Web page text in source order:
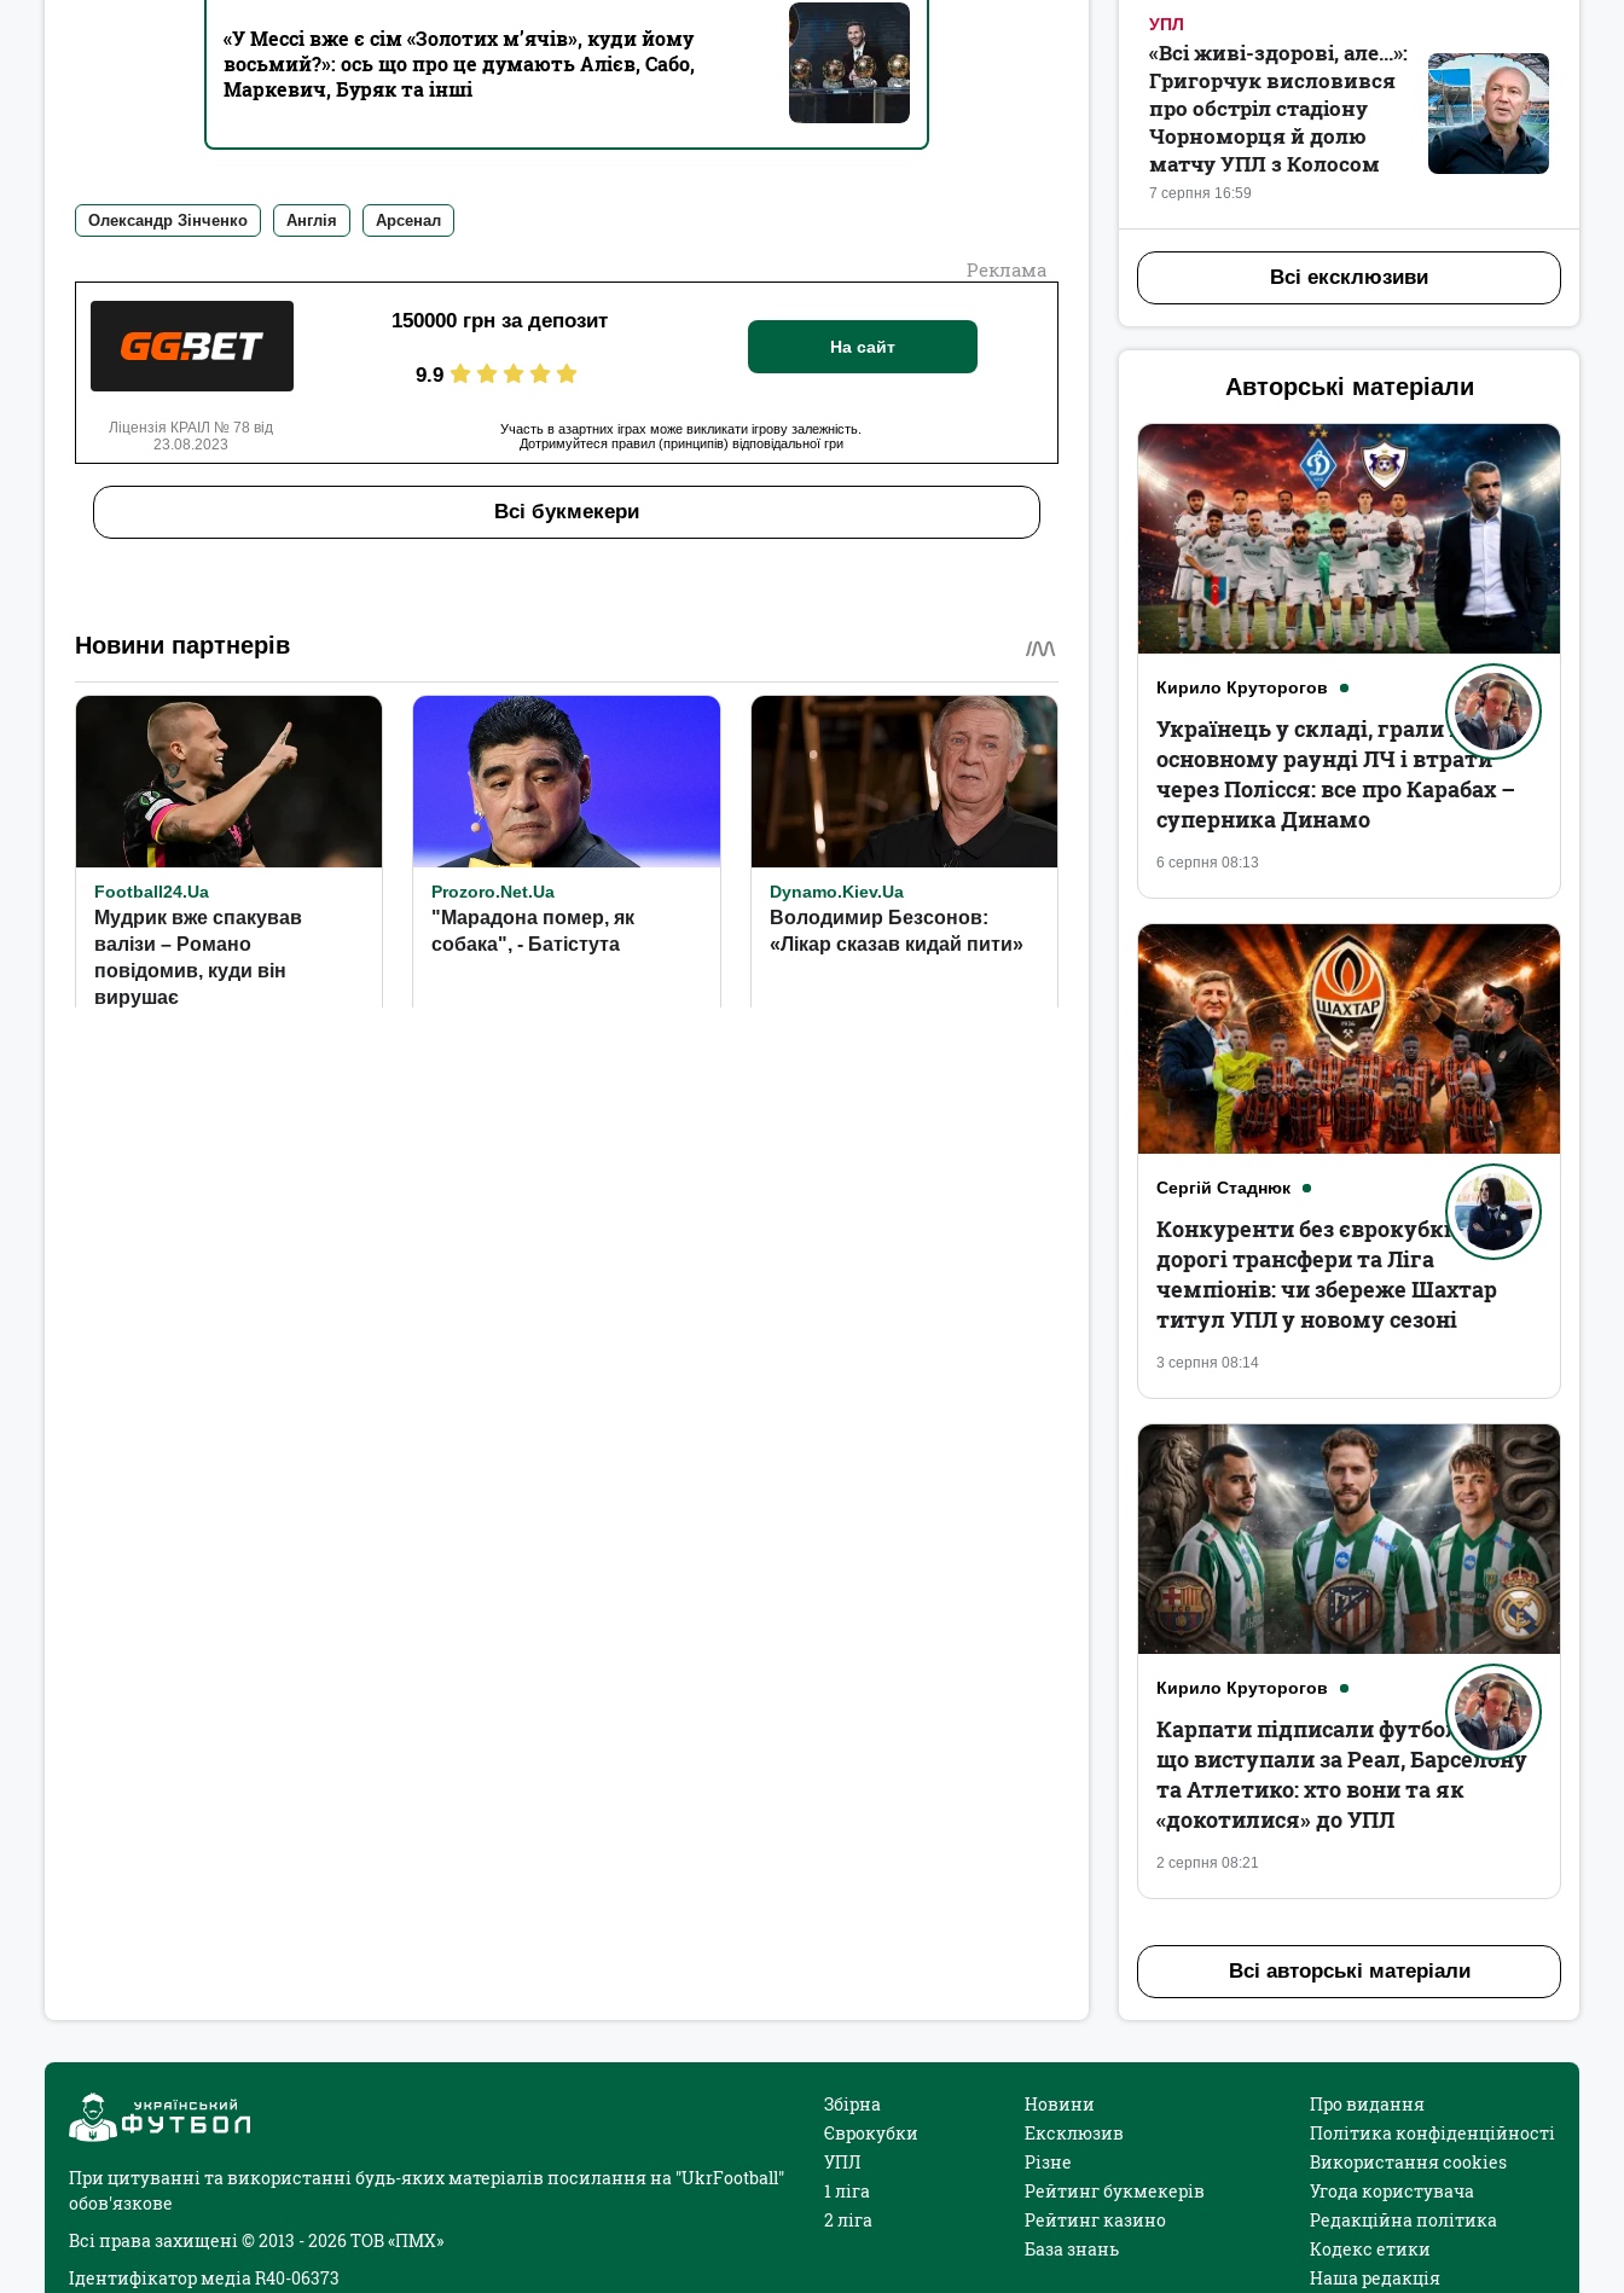
«У Мессі вже є сім «Золотих м’ячів», куди йому
восьмий?»: ось що про це думають Алієв, Сабо,
Маркевич, Буряк та інші
Олександр Зінченко Англія Арсенал
Реклама
150000 грн за депозит
9.9
На сайт
Ліцензія КРАІЛ № 78 від
23.08.2023
Участь в азартних іграх може викликати ігрову залежність.
Дотримуйтеся правил (принципів) відповідальної гри
Всі букмекери
УПЛ
7 серпня 16:59
«Всі живі-здорові, але...»:
Григорчук висловився
про обстріл стадіону
Чорноморця й долю
матчу УПЛ з Колосом
Всі ексклюзиви
Авторські матеріали
Кирило Круторогов
6 серпня 08:13
Українець у складі, грали в
основному раунді ЛЧ і втрати
через Полісся: все про Карабах –
суперника Динамо
Сергій Стаднюк
3 серпня 08:14
Конкуренти без єврокубків,
дорогі трансфери та Ліга
чемпіонів: чи збереже Шахтар
титул УПЛ у новому сезоні
Кирило Круторогов
2 серпня 08:21
Карпати підписали футболістів,
що виступали за Реал, Барселону
та Атлетико: хто вони та як
«докотилися» до УПЛ
Всі авторські матеріали
При цитуванні та використанні будь-яких матеріалів посилання на "UkrFootball"
обов'язкове
Всі права захищені © 2013 - 2026 ТОВ «ПМХ»
Ідентифікатор медіа R40-06373
Збірна
Єврокубки
УПЛ
1 ліга
2 ліга
Новини
Ексклюзив
Різне
Рейтинг букмекерів
Рейтинг казино
База знань
Про видання
Політика конфіденційності
Використання cookies
Угода користувача
Редакційна політика
Кодекс етики
Наша редакція